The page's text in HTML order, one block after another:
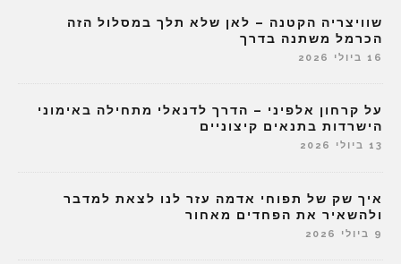
שוויצריה הקטנה – לאן שלא תלך במסלול הזה
הכרמל משתנה בדרך
16 ביולי 2026
על קרחון אלפיני – הדרך לדנאלי מתחילה באימוני
הישרדות בתנאים קיצוניים
13 ביולי 2026
איך שק של תפוחי אדמה עזר לנו לצאת למדבר
ולהשאיר את הפחדים מאחור
9 ביולי 2026